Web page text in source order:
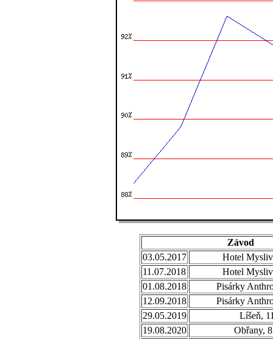
Závod
03.05.2017
Hotel
11.07.2018
Hotel
01.08.2018
Pisárky
12.09.2018
Pisárky
29.05.2019
Líšeň,
19.08.2020
Obřany,